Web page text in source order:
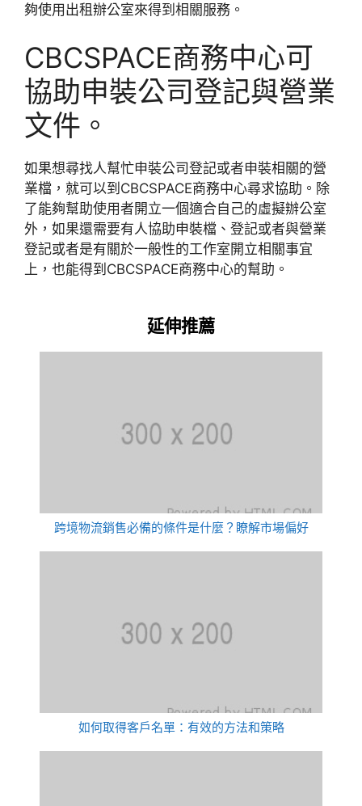
夠使用出租辦公室來得到相關服務。
CBCSPACE商務中心可
協助申裝公司登記與營業
文件。
如果想尋找人幫忙申裝公司登記或者申裝相關的營
業檔，就可以到CBCSPACE商務中心尋求協助。除
了能夠幫助使用者開立一個適合自己的虛擬辦公室
外，如果還需要有人協助申裝檔、登記或者與營業
登記或者是有關於一般性的工作室開立相關事宜
上，也能得到CBCSPACE商務中心的幫助。
延伸推薦
跨境物流銷售必備的條件是什麼？瞭解市場偏好
如何取得客戶名單：有效的方法和策略